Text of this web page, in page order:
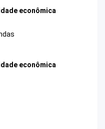
econômica
econômica